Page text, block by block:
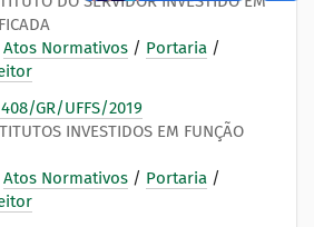
Atos Normativos / Portaria /
GR/UFFS/2019
INVESTIDOS EM FUNÇÃO
Atos Normativos / Portaria /